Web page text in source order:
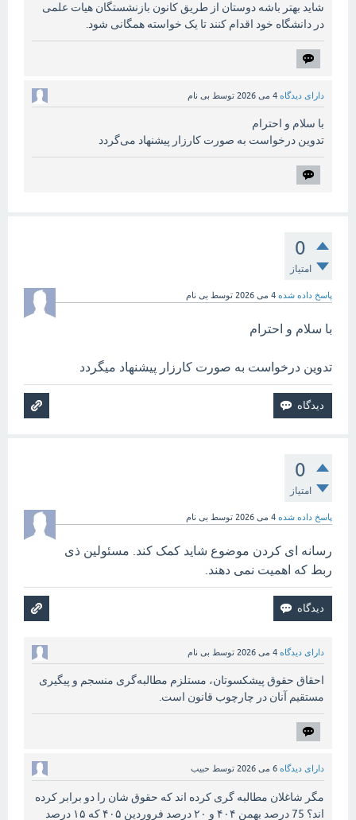
شاید بهتر باشه دوستان از طریق کانون بازنشستگان هیات علمی
در دانشگاه خود اقدام کنند تا یک خواسته همگانی شود.
دارای دیدگاه 4 می 2026 توسط بی نام
با سلام و احترام
تدوین درخواست به صورت کارزار پیشنهاد می‌گردد
0
امتیاز
پاسخ داده شده 4 می 2026 توسط بی نام
با سلام و احترام
تدوین درخواست به صورت کارزار پیشنهاد میگردد
0
امتیاز
پاسخ داده شده 4 می 2026 توسط بی نام
رسانه ای کردن موضوع شاید کمک کند. مسئولین ذی
ربط که اهمیت نمی دهند.
دارای دیدگاه 4 می 2026 توسط بی نام
احقاق حقوق پیشکسوتان، مستلزم مطالبه‌گری منسجم و پیگیری
مستقیم آنان در چارچوب قانون است.
دارای دیدگاه 6 می 2026 توسط حبیب
مگر شاغلان مطالبه گری کرده اند که حقوق شان را دو برابر کرده
اند؟ 75 درصد بهمن ۴۰۴ و ۲۰ درصد فروردین ۴۰۵ که ۱۵ درصد